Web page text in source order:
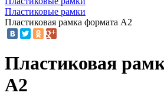
Пластиковые рамки
Пластиковая рамка формата А2
Пластиковая
А2